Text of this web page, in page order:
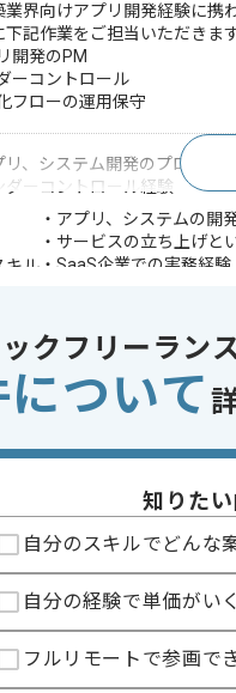
業界向けアプリ開発経験に携
下記作業をご担当いただきます
開発のPM
ーコントロール
フローの運用保守
リ、システム開発のプロジェ
ダーコントロール経験
キル
・アプリ、システムの開
・サービスの立ち上げと
・SaaS企業での実務経験
似た経験やスキルをお持ちであれ
容
ベンダーコン
20代活躍中 ,
配等建築現場のトータルサポ
す。
経験に携わっていただきます。
です。
クフリーラン
ついて
知りた
自分のスキルでどんな
自分の経験で単価がい
フルリモートで参画で